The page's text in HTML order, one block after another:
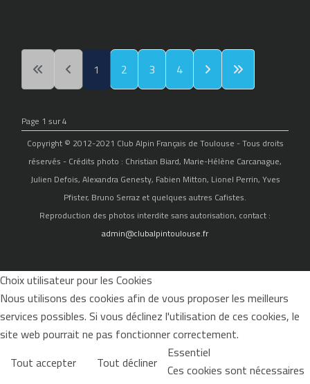
1 2 3 4
Page 1 sur 4
Copyright © 2012-2021 Club Alpin Français de Toulouse - Tous droits
réservés - Crédits photo : Christian Biard, Marie-Hélène Carcanague,
Julien Defois, Alexandra Genesty, Fabien Mitton, Lionel Perrin, Yves
Pfister, Bruno Serraz et quelques autres Cafistes.
Reproduction des photos interdite sans autorisation, contact :
admin@clubalpintoulouse.fr
Choix utilisateur pour les Cookies
Nous utilisons des cookies afin de vous proposer les meilleurs
services possibles. Si vous déclinez l'utilisation de ces cookies, le
site web pourrait ne pas fonctionner correctement.
Tout accepter
Tout décliner Essentiel
Ces cookies sont nécessaires